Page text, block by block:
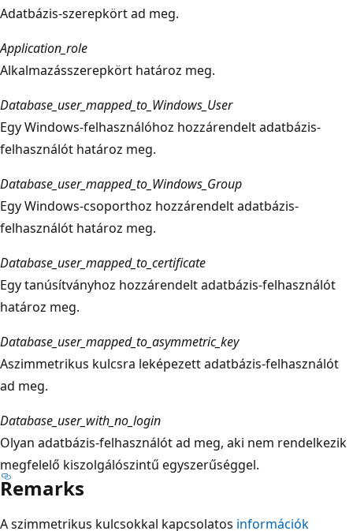
Adatbázis-szerepkört ad meg.
Application_role
Alkalmazásszerepkört határoz meg.
Database_user_mapped_to_Windows_User
Egy Windows-felhasználóhoz hozzárendelt adatbázis-
felhasználót határoz meg.
Database_user_mapped_to_Windows_Group
Egy Windows-csoporthoz hozzárendelt adatbázis-
felhasználót határoz meg.
Database_user_mapped_to_certificate
Egy tanúsítványhoz hozzárendelt adatbázis-felhasználót
határoz meg.
Database_user_mapped_to_asymmetric_key
Aszimmetrikus kulcsra leképezett adatbázis-felhasználót
ad meg.
Database_user_with_no_login
Olyan adatbázis-felhasználót ad meg, aki nem rendelkezik
megfelelő kiszolgálószintű egyszerűséggel.
Remarks
A szimmetrikus kulcsokkal kapcsolatos információk